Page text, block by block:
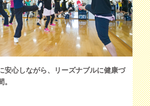
安心しながら、リーズナブルに健康づ